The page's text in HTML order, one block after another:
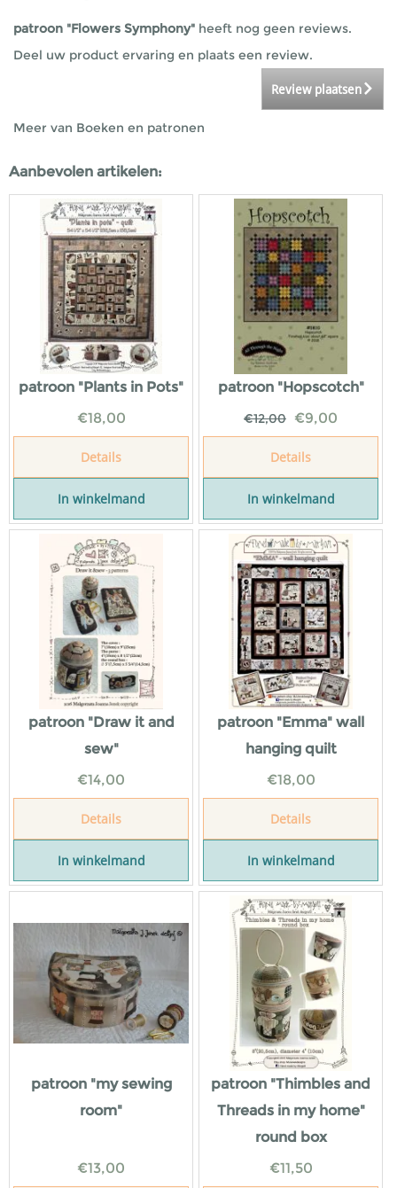
patroon "Flowers Symphony" heeft nog geen reviews.
Deel uw product ervaring en plaats een review.
Review plaatsen
Meer van Boeken en patronen
Aanbevolen artikelen:
patroon "Plants in Pots"
€18,00
Details
In winkelmand
patroon "Hopscotch"
€12,00 €9,00
Details
In winkelmand
patroon "Draw it and
sew"
€14,00
Details
In winkelmand
patroon "Emma" wall
hanging quilt
€18,00
Details
In winkelmand
patroon "my sewing
room"
€13,00
patroon "Thimbles and
Threads in my home"
round box
€11,50